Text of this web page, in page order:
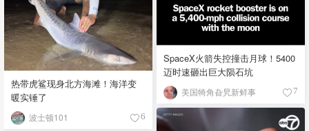
热带虎鲨现身北方海滩！海洋变
暖实锤了
波士顿101 6
SpaceX火箭失控撞击月球！5400
迈时速砸出巨大陨石坑
美国犄角旮旯新鲜事 7